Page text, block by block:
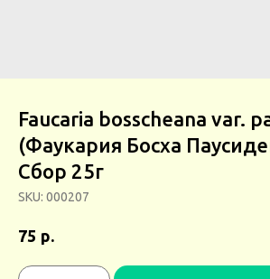
Faucaria bosscheana var.
(Фаукария Босха
Сбор 25г
SKU: 000207
75 р.